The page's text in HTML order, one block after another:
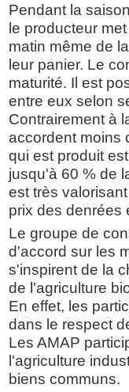
Pendant la
le producteur
matin même de
leur panier. Le
maturité. Il est
entre eux selon
Contrairement à
accordent moins
qui est produit
jusqu'à 60 % de
est très
prix des denrées
Le groupe de
d'accord sur les
s'inspirent de la
de l'agriculture
En effet, les
dans le respect
Les AMAP
l'agriculture
biens communs.